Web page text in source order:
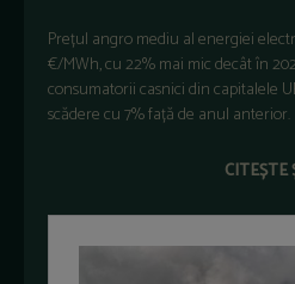
Prețul angro mediu al energiei
€/MWh, cu 22% mai mic decât în
consumatorii casnici din capitalele
scădere cu 7% față de anul anterior.
CITEȘTE